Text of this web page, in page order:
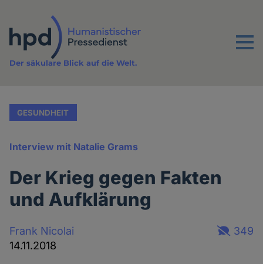
Inhalt
Menu
Der säkulare Blick auf die Welt.
GESUNDHEIT
Interview mit Natalie Grams
Der Krieg gegen Fakten
und Aufklärung
Frank Nicolai
14.11.2018
349